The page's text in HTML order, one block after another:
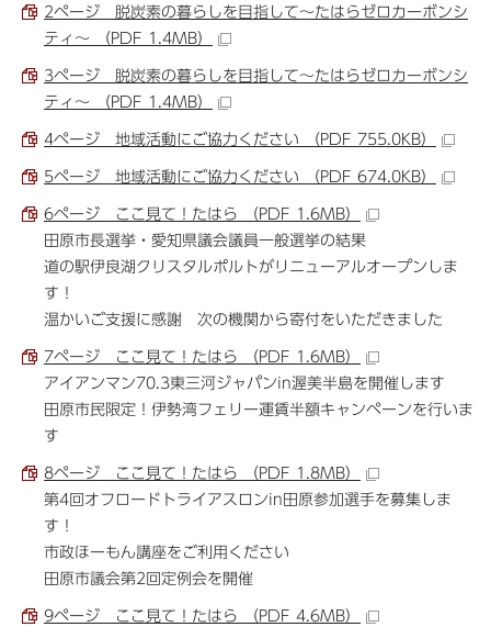
2ページ 脱炭素の暮らしを目指して～たはらゼロカーボンシ
ティ～ （PDF 1.4MB）
3ページ 脱炭素の暮らしを目指して～たはらゼロカーボンシ
ティ～ （PDF 1.4MB）
4ページ 地域活動にご協力ください （PDF 755.0KB）
5ページ 地域活動にご協力ください （PDF 674.0KB）
6ページ ここ見て！たはら （PDF 1.6MB）
田原市長選挙・愛知県議会議員一般選挙の結果
道の駅伊良湖クリスタルポルトがリニューアルオープンしま
す！
温かいご支援に感謝 次の機関から寄付をいただきました
7ページ ここ見て！たはら （PDF 1.6MB）
アイアンマン70.3東三河ジャパンin渥美半島を開催します
田原市民限定！伊勢湾フェリー運賃半額キャンペーンを行いま
す
8ページ ここ見て！たはら （PDF 1.8MB）
第4回オフロードトライアスロンin田原参加選手を募集しま
す！
市政ほーもん講座をご利用ください
田原市議会第2回定例会を開催
9ページ ここ見て！たはら （PDF 4.6MB）